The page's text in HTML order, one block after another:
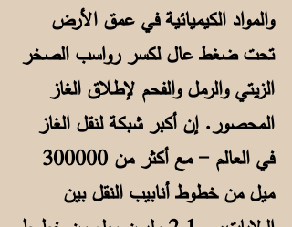
والمواد الكيميائية في عمق الأرض
تحت ضغط عال لكسر رواسب الصخر
الزيتي والرمل والفحم لإطلاق الغاز
المحصور. إن أكبر شبكة لنقل الغاز
في العالم - مع أكثر من 300000
ميل من خطوط أنابيب النقل بين